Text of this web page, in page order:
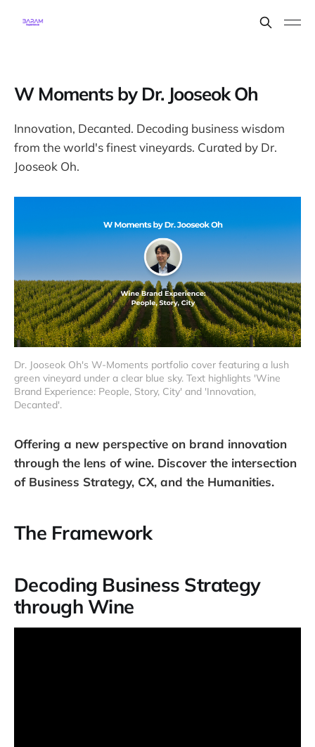
W Moments by Dr. Jooseok Oh
Innovation, Decanted. Decoding business wisdom
from the world's finest vineyards. Curated by Dr.
Jooseok Oh.
Dr. Jooseok Oh's W-Moments portfolio cover featuring a lush
green vineyard under a clear blue sky. Text highlights 'Wine
Brand Experience: People, Story, City' and 'Innovation,
Decanted'.
Offering a new perspective on brand innovation
through the lens of wine. Discover the intersection
of Business Strategy, CX, and the Humanities.
The Framework
Decoding Business Strategy
through Wine